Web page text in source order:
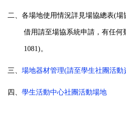
二、 各場地使用情況詳見場協總表(場
借用請至場協系統申請，有任
1081)。
三、 場地器材管理(請至學生社團活動
四、 學生活動中心社團活動場地